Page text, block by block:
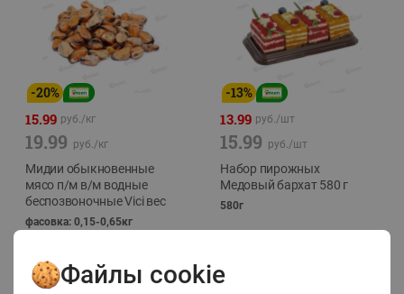
-20%
15.99 руб./кг
19.99 руб./кг
Мидии обыкновенные
мясо п/м в/м водные
беспозвоночные Vici вес
фасовка: 0,15-0,65кг
-13%
13.99 руб./шт
15.99 руб./шт
Набор пирожных
Медовый бархат 580 г
580г
Файлы cookie